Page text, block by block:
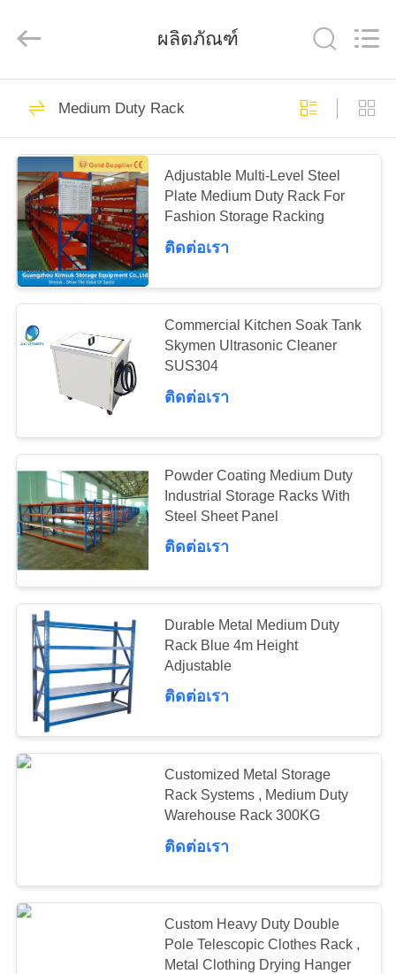
HOME
PRODUCTS
ABOUT
US
FACTORY
TOUR
QUALITY
CONTROL
CONTACT
US
REQUEST
A QUOTE
แผนผัง
เว็บไซต์
PRIVACY
POLICY
Market.
Developed
Heavy Duty Pallet
Racking
Selective Pallet
Racking
78
Long Span Racking
58
Medium Duty Rack
Light Duty Shelving
ผลิตภัณฑ์
Medium Duty Rack
Adjustable Multi-Level Steel
Plate Medium Duty Rack For
Fashion Storage Racking
ติดต่อเรา
Commercial Kitchen Soak Tank
Skymen Ultrasonic Cleaner
SUS304
ติดต่อเรา
Powder Coating Medium Duty
Industrial Storage Racks With
Steel Sheet Panel
ติดต่อเรา
Durable Metal Medium Duty
Rack Blue 4m Height
Adjustable
ติดต่อเรา
Customized Metal Storage
Rack Systems , Medium Duty
Warehouse Rack 300KG
ติดต่อเรา
Custom Heavy Duty Double
Pole Telescopic Clothes Rack ,
Metal Clothing Drying Hanger